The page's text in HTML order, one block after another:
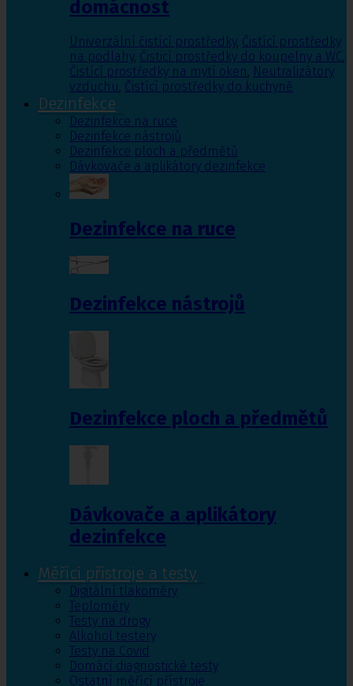
domácnost
Univerzální čistící prostředky, Čistící prostředky
na podlahy, Čisticí prostředky do koupelny a WC,
Čistící prostředky na mytí oken, Neutralizátory
vzduchu, Čistící prostředky do kuchyně
Dezinfekce
Dezinfekce na ruce
Dezinfekce nástrojů
Dezinfekce ploch a předmětů
Dávkovače a aplikátory dezinfekce
Dezinfekce na ruce
Dezinfekce nástrojů
Dezinfekce ploch a předmětů
Dávkovače a aplikátory
dezinfekce
Měřící přístroje a testy
Digitální tlakoměry
Teploměry
Testy na drogy
Alkohol testery
Testy na Covid
Domácí diagnostické testy
Ostatní měřící přístroje